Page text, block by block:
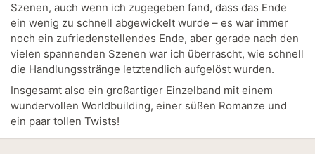
Szenen, auch wenn ich zugegeben fand, dass das Ende
ein wenig zu schnell abgewickelt wurde – es war immer
noch ein zufriedenstellendes Ende, aber gerade nach den
vielen spannenden Szenen war ich überrascht, wie schnell
die Handlungsstränge letztendlich aufgelöst wurden.
Insgesamt also ein großartiger Einzelband mit einem
wundervollen Worldbuilding, einer süßen Romanze und
ein paar tollen Twists!